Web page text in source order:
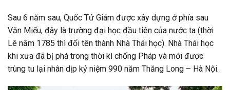
Sau 6 năm sau, Quốc Tử Giám được xây dựng ở phía sau
Văn Miếu, đây là trường đại học đầu tiên của nước ta (thời
Lê năm 1785 thì đổi tên thành Nhà Thái học). Nhà Thái học
khi xưa đã bị phá trong thời kì chống Pháp và mới được
trùng tu lại nhân dịp kỷ niệm 990 năm Thăng Long – Hà Nội.